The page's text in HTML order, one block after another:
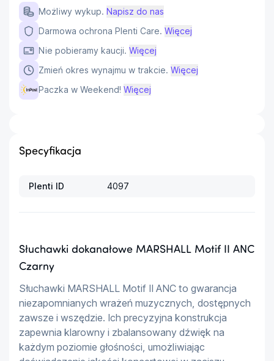
Możliwy wykup. Napisz do nas
Darmowa ochrona Plenti Care. Więcej
Nie pobieramy kaucji. Więcej
Zmień okres wynajmu w trakcie. Więcej
Paczka w Weekend! Więcej
Specyfikacja
Plenti ID 4097
Słuchawki dokanałowe MARSHALL Motif II ANC
Czarny
Słuchawki MARSHALL Motif II ANC to gwarancja
niezapomnianych wrażeń muzycznych, dostępnych
zawsze i wszędzie. Ich precyzyjna konstrukcja
zapewnia klarowny i zbalansowany dźwięk na
każdym poziomie głośności, umożliwiając